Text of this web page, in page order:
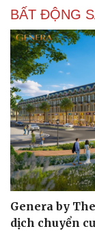
BẤT ĐỘNG
Genera by
dịch chuyển